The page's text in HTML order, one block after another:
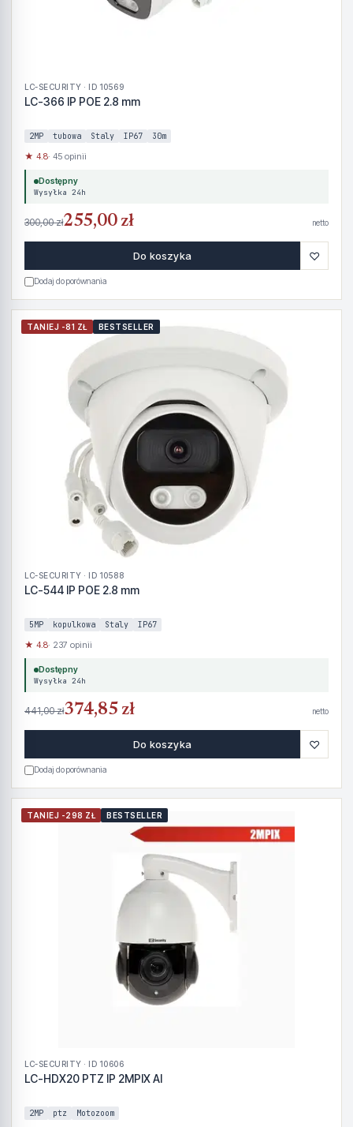
LC-SECURITY · ID 10569
LC-366 IP POE 2.8 mm
2MP tubowa Staly IP67 30m
★ 4.8· 45 opinii
Dostępny
Wysyłka 24h
300,00 zł255,00 zł netto
Do koszyka ♡
Dodaj do porównania
TANIEJ -81 ZŁ BESTSELLER
LC-SECURITY · ID 10588
LC-544 IP POE 2.8 mm
5MP kopulkowa Staly IP67
★ 4.8· 237 opinii
Dostępny
Wysyłka 24h
441,00 zł374,85 zł netto
Do koszyka ♡
Dodaj do porównania
TANIEJ -298 ZŁ BESTSELLER
LC-SECURITY · ID 10606
LC-HDX20 PTZ IP 2MPIX AI
2MP ptz Motozoom